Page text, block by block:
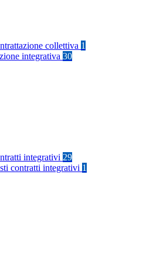
collettiva 1
integrativa 30
integrativi 29
contratti integrativi 1